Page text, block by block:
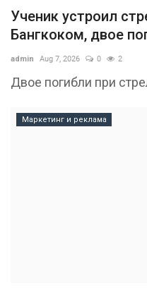
Ученик устроил
Бангкоком, двое
admin Aug 7, 2026 0 2
Двое погибли при
Маркетинг и реклама